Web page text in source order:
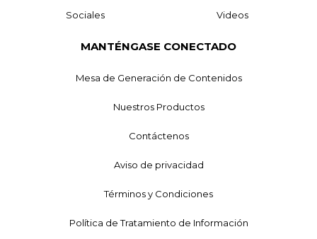
Sociales Videos
MANTÉNGASE CONECTADO
Mesa de Generación de Contenidos
Nuestros Productos
Contáctenos
Aviso de privacidad
Términos y Condiciones
Política de Tratamiento de Información